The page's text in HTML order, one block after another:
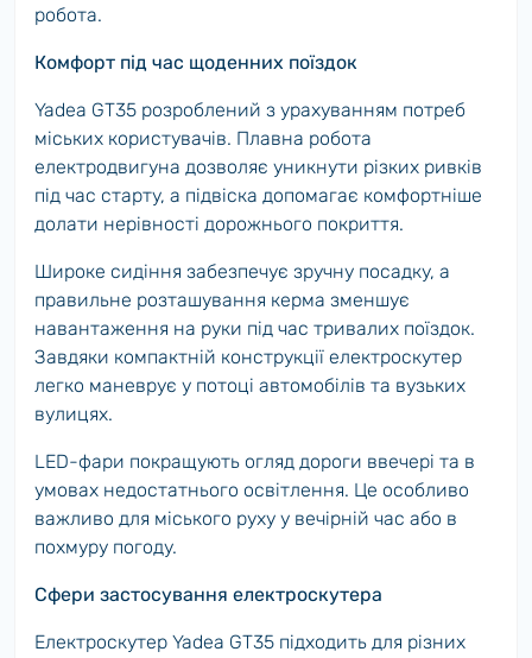
робота.
Комфорт під час щоденних поїздок
Yadea GT35 розроблений з урахуванням потреб
міських користувачів. Плавна робота
електродвигуна дозволяє уникнути різких ривків
під час старту, а підвіска допомагає комфортніше
долати нерівності дорожнього покриття.
Широке сидіння забезпечує зручну посадку, а
правильне розташування керма зменшує
навантаження на руки під час тривалих поїздок.
Завдяки компактній конструкції електроскутер
легко маневрує у потоці автомобілів та вузьких
вулицях.
LED-фари покращують огляд дороги ввечері та в
умовах недостатнього освітлення. Це особливо
важливо для міського руху у вечірній час або в
похмуру погоду.
Сфери застосування електроскутера
Електроскутер Yadea GT35 підходить для різних